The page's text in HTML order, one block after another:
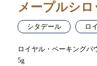
メープルシ
シタデール ロ
ロイヤル・ベーキング
5g